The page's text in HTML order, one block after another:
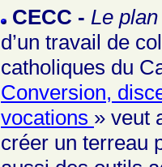
CECC - Le
d’un travail de
catholiques du
Conversion,
vocations » veut
créer un terreau